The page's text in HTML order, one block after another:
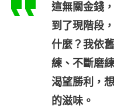
這無關金錢
到了現階段
什麼？我依
練、不斷磨
渴望勝利，
的滋味。